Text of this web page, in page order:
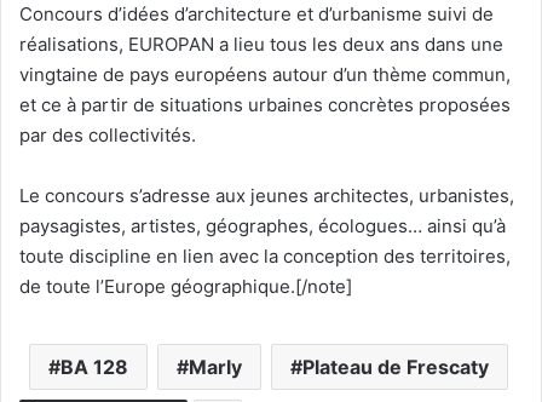
Concours d’idées d’architecture et d’urbanisme suivi de
réalisations, EUROPAN a lieu tous les deux ans dans une
vingtaine de pays européens autour d’un thème commun,
et ce à partir de situations urbaines concrètes proposées
par des collectivités.
Le concours s’adresse aux jeunes architectes, urbanistes,
paysagistes, artistes, géographes, écologues… ainsi qu’à
toute discipline en lien avec la conception des territoires,
de toute l’Europe géographique.[/note]
BA 128 Marly Plateau de Frescaty